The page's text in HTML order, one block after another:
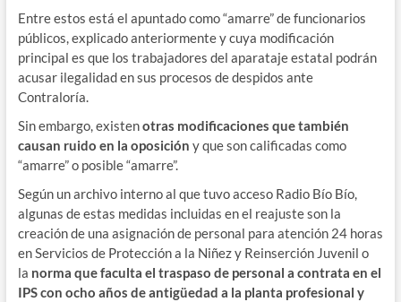
Entre estos está el apuntado como “amarre” de funcionarios
públicos, explicado anteriormente y cuya modificación
principal es que los trabajadores del aparataje estatal podrán
acusar ilegalidad en sus procesos de despidos ante
Contraloría.
Sin embargo, existenotras modificaciones que también
causan ruido en la oposición y que son calificadas como
“amarre” o posible “amarre”.
Según un archivo interno al que tuvo acceso Radio Bío Bío,
algunas de estas medidas incluidas en el reajuste son la
creación de una asignación de personal para atención 24 horas
en Servicios de Protección a la Niñez y Reinserción Juvenil o
la norma que faculta el traspaso de personal a contrata en el
IPS con ocho años de antigüedad a la planta profesional y